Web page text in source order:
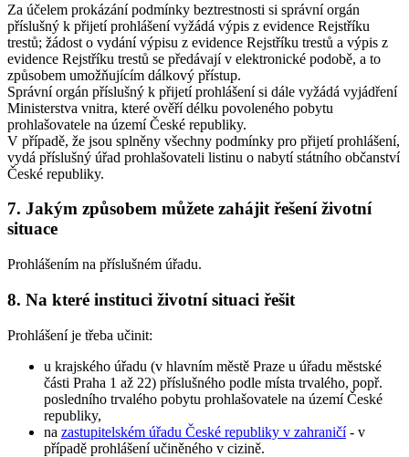
Za účelem prokázání podmínky beztrestnosti si správní orgán
příslušný k přijetí prohlášení vyžádá výpis z evidence Rejstříku
trestů; žádost o vydání výpisu z evidence Rejstříku trestů a výpis z
evidence Rejstříku trestů se předávají v elektronické podobě, a to
způsobem umožňujícím dálkový přístup.
Správní orgán příslušný k přijetí prohlášení si dále vyžádá vyjádření
Ministerstva vnitra, které ověří délku povoleného pobytu
prohlašovatele na území České republiky.
V případě, že jsou splněny všechny podmínky pro přijetí prohlášení,
vydá příslušný úřad prohlašovateli listinu o nabytí státního občanství
České republiky.
7. Jakým způsobem můžete zahájit řešení životní
situace
Prohlášením na příslušném úřadu.
8. Na které instituci životní situaci řešit
Prohlášení je třeba učinit:
u krajského úřadu (v hlavním městě Praze u úřadu městské
části Praha 1 až 22) příslušného podle místa trvalého, popř.
posledního trvalého pobytu prohlašovatele na území České
republiky,
na zastupitelském úřadu České republiky v zahraničí- v
případě prohlášení učiněného v cizině.